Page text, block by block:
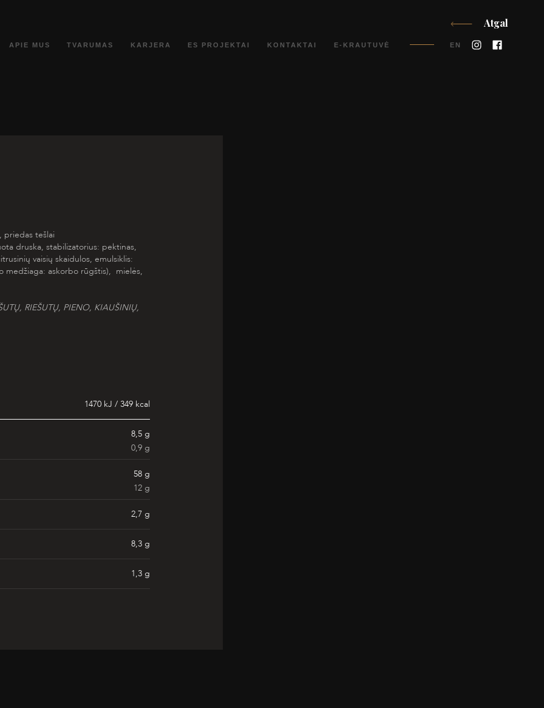
APIE MUS TVARUMAS KARJERA ES PROJEKTAI KONTAKTAI E-KRAUTUVĖ EN Instagram
Atgal
priedas tešlai
druska, stabilizatorius: pektinas,
vaisių skaidulos, emulsiklis:
medžiaga: askorbo rūgštis), mielės,
RIEŠUTŲ, PIENO, KIAUŠINIŲ,
1470 kJ / 349 kcal
8,5 g
0,9 g
58 g
12 g
2,7 g
8,3 g
1,3 g